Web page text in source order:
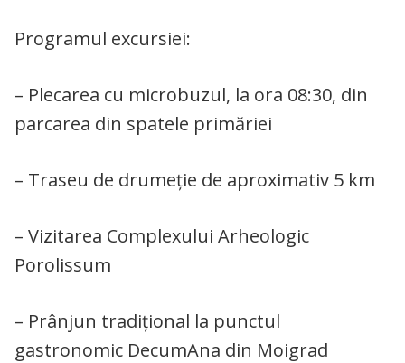
Programul excursiei:
– Plecarea cu microbuzul, la ora 08:30, din
parcarea din spatele primăriei
– Traseu de drumeție de aproximativ 5 km
– Vizitarea Complexului Arheologic
Porolissum
– Prânjun tradițional la punctul
gastronomic DecumAna din Moigrad